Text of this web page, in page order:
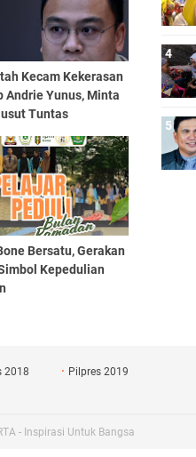
Kecam Kekerasan
Andrie Yunus, Minta
Tuntas
Bersatu, Gerakan
Kepedulian
2018
Pilpres 2019
- Inspirasi Untuk Bangsa